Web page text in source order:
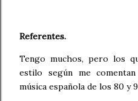
Referentes.
Tengo muchos, pero los
estilo según me
música española de los 80 y